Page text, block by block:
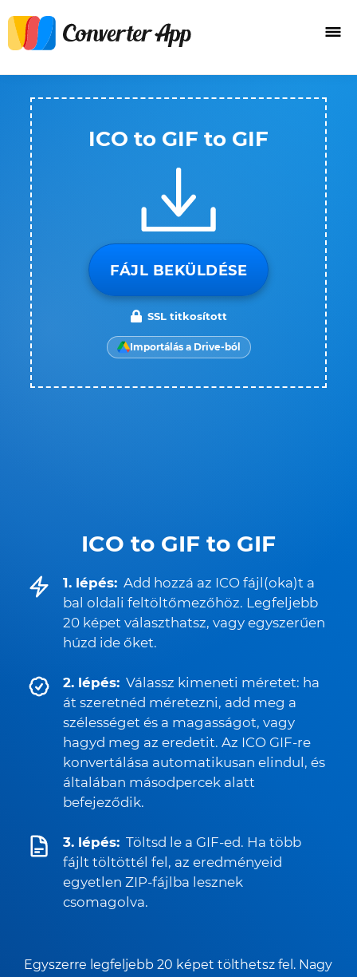
ICO to GIF to GIF
1. lépés: Add hozzá az ICO fájl(oka)t a
bal oldali feltöltőmezőhöz. Legfeljebb
20 képet választhatsz, vagy egyszerűen
húzd ide őket.
2. lépés: Válassz kimeneti méretet: ha
át szeretnéd méretezni, add meg a
szélességet és a magasságot, vagy
hagyd meg az eredetit. Az ICO GIF-re
konvertálása automatikusan elindul, és
általában másodpercek alatt
befejeződik.
3. lépés: Töltsd le a GIF-ed. Ha több
fájlt töltöttél fel, az eredményeid
egyetlen ZIP-fájlba lesznek
csomagolva.
Egyszerre legfeljebb 20 képet tölthetsz fel. Nagy
ICO to GIF to GIF
FÁJL BEKÜLDÉSE
SSL titkosított
Importálás a Drive-ból